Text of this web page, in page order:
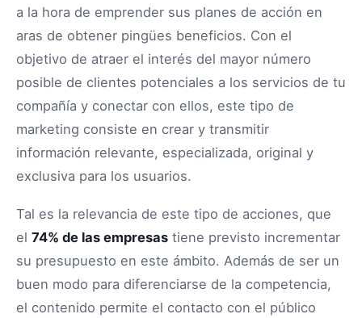
a la hora de emprender sus planes de acción en
aras de obtener pingües beneficios. Con el
objetivo de atraer el interés del mayor número
posible de clientes potenciales a los servicios de tu
compañía y conectar con ellos, este tipo de
marketing consiste en crear y transmitir
información relevante, especializada, original y
exclusiva para los usuarios.
Tal es la relevancia de este tipo de acciones, que
el 74% de las empresas tiene previsto incrementar
su presupuesto en este ámbito. Además de ser un
buen modo para diferenciarse de la competencia,
el contenido permite el contacto con el público